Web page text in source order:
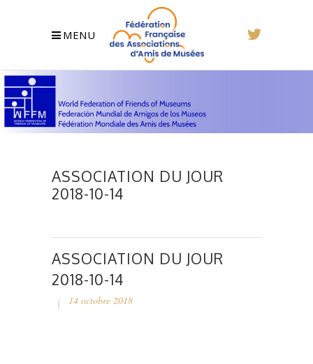
MENU
ASSOCIATION DU JOUR
2018-10-14
ASSOCIATION DU JOUR
2018-10-14
14 octobre 2018